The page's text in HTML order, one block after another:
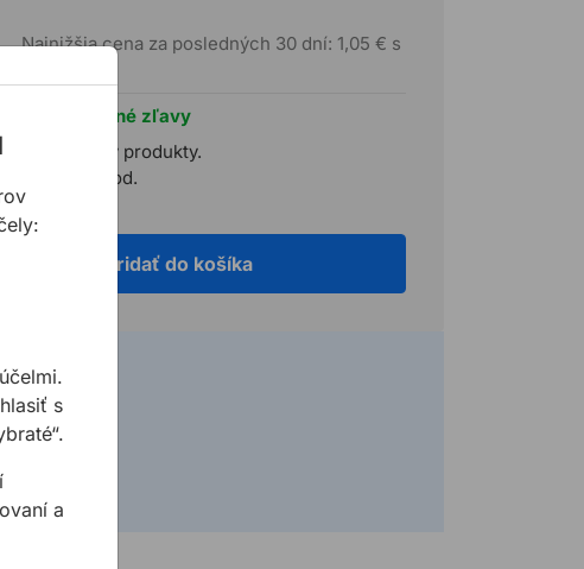
Najnižšia cena za posledných 30 dní: 1,05 € s
výrazné zľavy
na všetky produkty.
veľkoobchod.
Pridať do košíka
7-22 h)
s
a